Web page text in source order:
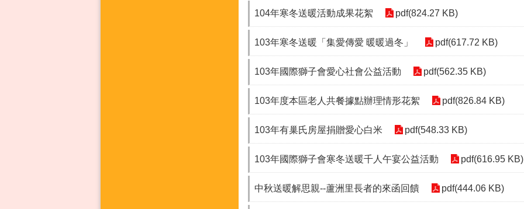
104年寒冬送暖活動成果花絮 pdf(824.27 KB)
103年寒冬送暖「集愛傳愛 暖暖過冬」 pdf(617.72 KB)
103年國際獅子會愛心社會公益活動 pdf(562.35 KB)
103年度本區老人共餐據點辦理情形花絮 pdf(826.84 KB)
103年有巢氏房屋捐贈愛心白米 pdf(548.33 KB)
103年國際獅子會寒冬送暖千人午宴公益活動 pdf(616.95 KB)
中秋送暖解思親--蘆洲里長者的來函回饋 pdf(444.06 KB)